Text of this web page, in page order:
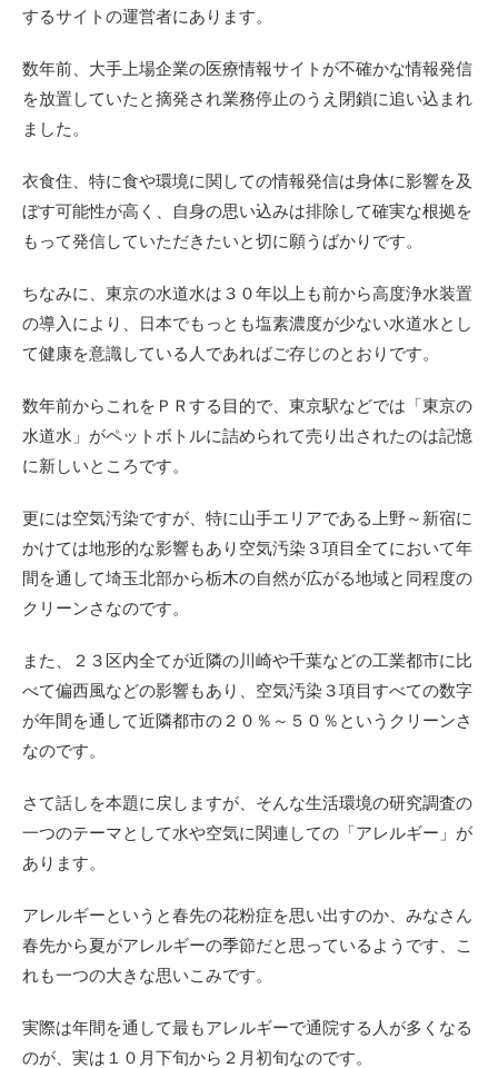
するサイトの運営者にあります。
数年前、大手上場企業の医療情報サイトが不確かな情報発信
を放置していたと摘発され業務停止のうえ閉鎖に追い込まれ
ました。
衣食住、特に食や環境に関しての情報発信は身体に影響を及
ぼす可能性が高く、自身の思い込みは排除して確実な根拠を
もって発信していただきたいと切に願うばかりです。
ちなみに、東京の水道水は３０年以上も前から高度浄水装置
の導入により、日本でもっとも塩素濃度が少ない水道水とし
て健康を意識している人であればご存じのとおりです。
数年前からこれをＰＲする目的で、東京駅などでは「東京の
水道水」がペットボトルに詰められて売り出されたのは記憶
に新しいところです。
更には空気汚染ですが、特に山手エリアである上野～新宿に
かけては地形的な影響もあり空気汚染３項目全てにおいて年
間を通して埼玉北部から栃木の自然が広がる地域と同程度の
クリーンさなのです。
また、２３区内全てが近隣の川崎や千葉などの工業都市に比
べて偏西風などの影響もあり、空気汚染３項目すべての数字
が年間を通して近隣都市の２０％～５０％というクリーンさ
なのです。
さて話しを本題に戻しますが、そんな生活環境の研究調査の
一つのテーマとして水や空気に関連しての「アレルギー」が
あります。
アレルギーというと春先の花粉症を思い出すのか、みなさん
春先から夏がアレルギーの季節だと思っているようです、こ
れも一つの大きな思いこみです。
実際は年間を通して最もアレルギーで通院する人が多くなる
のが、実は１０月下旬から２月初旬なのです。